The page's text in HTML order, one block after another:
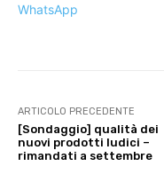
WhatsApp
ARTICOLO PRECEDENTE
[Sondaggio] qualità dei
nuovi prodotti ludici –
rimandati a settembre